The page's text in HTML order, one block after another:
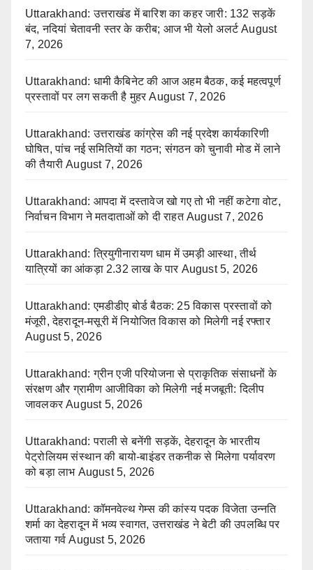
Uttarakhand: उत्तराखंड में बारिश का कहर जारी: 132 सड़कें
बंद, नदियां चेतावनी स्तर के करीब; आज भी येलो अलर्ट August
7, 2026
Uttarakhand: धामी कैबिनेट की आज अहम बैठक, कई महत्वपूर्ण
प्रस्तावों पर लग सकती है मुहर August 7, 2026
Uttarakhand: उत्तराखंड कांग्रेस की नई प्रदेश कार्यकारिणी
घोषित, पांच नई समितियों का गठन; संगठन को चुनावी मोड में लाने
की तैयारी August 7, 2026
Uttarakhand: आपदा में दस्तावेज खो गए तो भी नहीं कटेगा वोट,
निर्वाचन विभाग ने मतदाताओं को दी राहत August 7, 2026
Uttarakhand: त्रियुगीनारायण धाम में उमड़ी आस्था, तीर्थ
यात्रियों का आंकड़ा 2.32 लाख के पार August 5, 2026
Uttarakhand: एमडीडीए बोर्ड बैठक: 25 विकास प्रस्तावों को
मंजूरी, देहरादून-मसूरी में नियोजित विकास को मिलेगी नई रफ्तार
August 5, 2026
Uttarakhand: ग्रीन एजी परियोजना से प्राकृतिक संसाधनों के
संरक्षण और ग्रामीण आजीविका को मिलेगी नई मजबूती: दिलीप
जावलकर August 5, 2026
Uttarakhand: पराली से बनेंगी सड़कें, देहरादून के भारतीय
पेट्रोलियम संस्थान की बायो-बाइंडर तकनीक से मिलेगा पर्यावरण
को बड़ा लाभ August 5, 2026
Uttarakhand: कॉमनवेल्थ गेम्स की कांस्य पदक विजेता उन्नति
शर्मा का देहरादून में भव्य स्वागत, उत्तराखंड ने बेटी की उपलब्धि पर
जताया गर्व August 5, 2026